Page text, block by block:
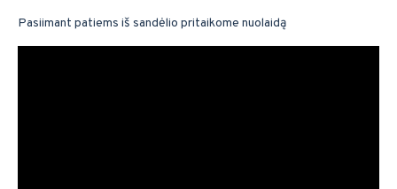
Pasiimant patiems iš sandėlio pritaikome nuolaidą